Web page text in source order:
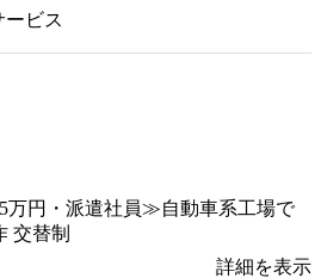
ビス
万円・派遣社員≫自動車系工場で
交替制
詳細を表示